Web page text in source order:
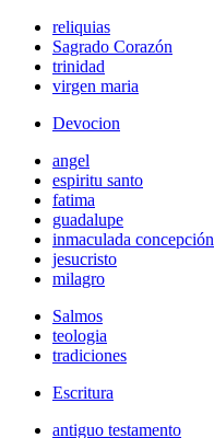
reliquias
Sagrado Corazón
trinidad
virgen maria
Devocion
angel
espiritu santo
fatima
guadalupe
inmaculada concepción
jesucristo
milagro
Salmos
teologia
tradiciones
Escritura
antiguo testamento